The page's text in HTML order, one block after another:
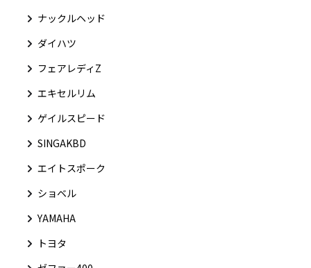
ナックルヘッド
ダイハツ
フェアレディZ
エキセルリム
ゲイルスピード
SINGAKBD
エイトスポーク
ショベル
YAMAHA
トヨタ